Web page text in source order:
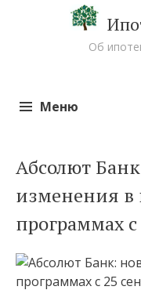
Об
Меню
Абсолют
изменения в
программах